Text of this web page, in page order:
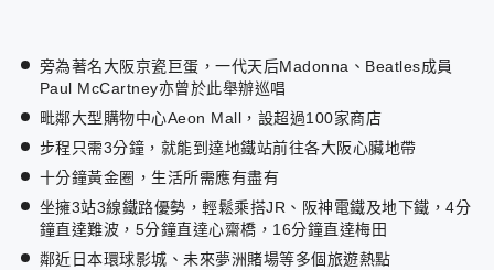
旁為著名大阪京瓷巨蛋，一代天后Madonna、Beatles成員
Paul McCartney亦曾於此舉辦巡唱
毗鄰大型購物中心Aeon Mall，設超過100家商店
步程只需3分鐘，就能到達地鐵站前往各大阪心臟地帶
十分鐘黃金圈，生活所需應有盡有
坐擁3站3線鐵路優勢，輕鬆乘搭JR、阪神電鐵及地下鐵，4分
鐘直達難波，5分鐘直達心齋橋，16分鐘直達梅田
鄰近日本環球影城、未來夢洲賭場等多個旅遊熱點